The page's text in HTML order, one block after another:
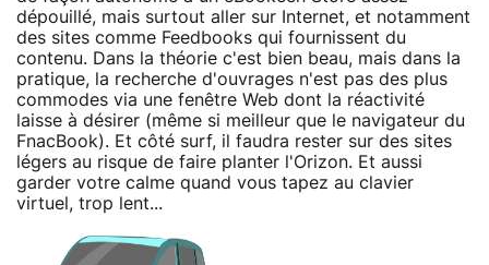
dépouillé, mais surtout aller sur Internet, et notamment
des sites comme Feedbooks qui fournissent du
contenu. Dans la théorie c'est bien beau, mais dans la
pratique, la recherche d'ouvrages n'est pas des plus
commodes via une fenêtre Web dont la réactivité
laisse à désirer (même si meilleur que le navigateur du
FnacBook). Et côté surf, il faudra rester sur des sites
légers au risque de faire planter l'Orizon. Et aussi
garder votre calme quand vous tapez au clavier
virtuel, trop lent...